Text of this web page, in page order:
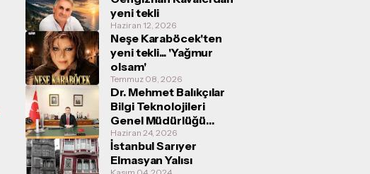
yeni tekli
Haziran 12, 2026
Neşe Karaböcek'ten
yeni tekli... 'Yağmur
olsam'
Temmuz 08, 2026
Dr. Mehmet Balıkçılar
Bilgi Teknolojileri
Genel Müdürlüğü
Görevine Başladı
Haziran 24, 2026
İstanbul Sarıyer
Elmasyan Yalısı